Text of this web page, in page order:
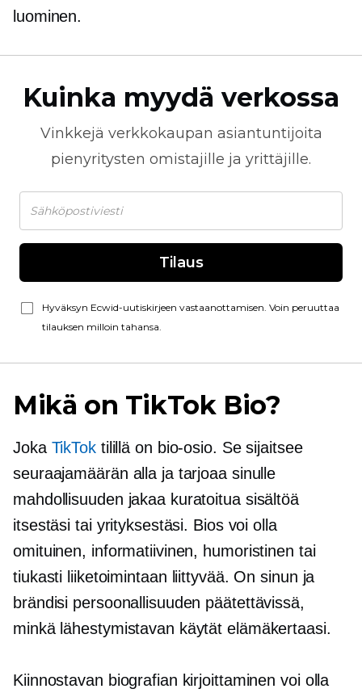
luominen.
Kuinka myydä verkossa
Vinkkejä verkkokaupan asiantuntijoita
pienyritysten omistajille ja yrittäjille.
Tilaus
Hyväksyn Ecwid-uutiskirjeen vastaanottamisen. Voin peruuttaa
tilauksen milloin tahansa.
Mikä on TikTok Bio?
Joka TikToktilillä on bio-osio. Se sijaitsee
seuraajamäärän alla ja tarjoaa sinulle
mahdollisuuden jakaa kuratoitua sisältöä
itsestäsi tai yrityksestäsi. Bios voi olla
omituinen, informatiivinen, humoristinen tai
tiukasti liiketoimintaan liittyvää. On sinun ja
brändisi persoonallisuuden päätettävissä,
minkä lähestymistavan käytät elämäkertaasi.
Kiinnostavan biografian kirjoittaminen voi olla